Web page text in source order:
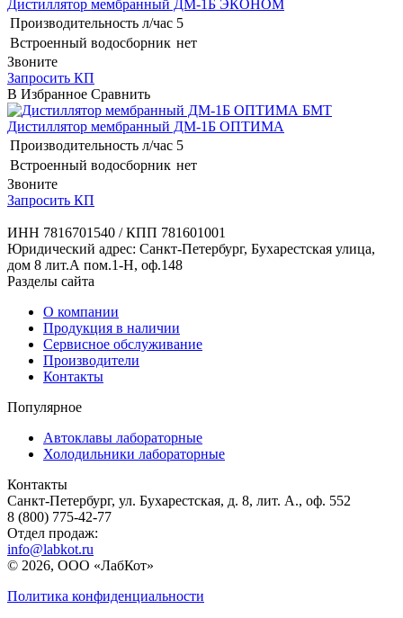
Дистиллятор мембранный ДМ-1Б ЭКОНОМ
Производительность л/час 5
Встроенный водосборник нет
Звоните
Запросить КП
В Избранное Сравнить
БМТ
Дистиллятор мембранный ДМ-1Б ОПТИМА
Производительность л/час 5
Встроенный водосборник нет
Звоните
Запросить КП
ИНН 7816701540 / КПП 781601001
Юридический адрес: Санкт-Петербург, Бухарестская улица,
дом 8 лит.А пом.1-Н, оф.148
Разделы сайта
О компании
Продукция в наличии
Сервисное обслуживание
Производители
Контакты
Популярное
Автоклавы лабораторные
Холодильники лабораторные
Контакты
Санкт-Петербург, ул. Бухарестская, д. 8, лит. А., оф. 552
8 (800) 775-42-77
Отдел продаж:
info@labkot.ru
© 2026, ООО «ЛабКот»
Политика конфиденциальности